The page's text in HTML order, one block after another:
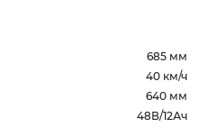
685 мм
40 км/ч
640 мм
48В/12Ач